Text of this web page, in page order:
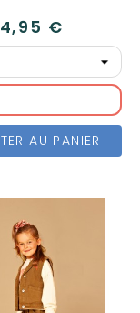
4,95 €
AU PANIER